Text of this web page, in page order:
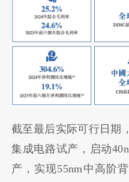
截至最后实际可行日期
集成电路试产，启动
产，实现55nm中高阶